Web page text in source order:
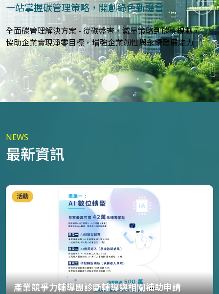
永續報告與ESG評估服務 - 精準分析永續績效，規劃符合
GRI、
SASB等國際標準的報告策略，提升企業永續價值與形象
上一張 下一
NEWS
最新資訊
產業競爭力輔導團診斷輔導與相關補助申請
活動